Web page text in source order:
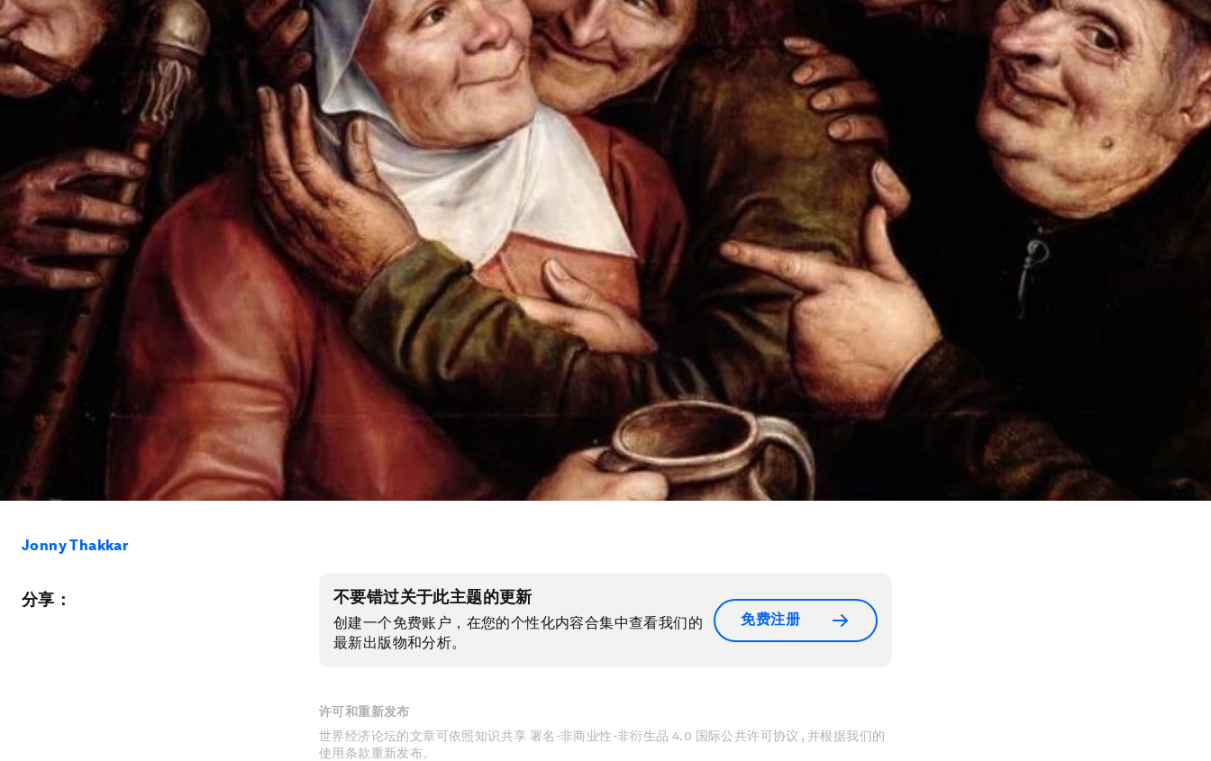
Jonny Thakkar
分享： 不要错过关于此主题的更新
创建一个免费账户，在您的个性化内容合集中查看我们的
最新出版物和分析。
免费注册
许可和重新发布
世界经济论坛的文章可依照知识共享 署名-非商业性-非衍生品 4.0 国际公共许可协议 , 并根据我们的
使用条款重新发布。